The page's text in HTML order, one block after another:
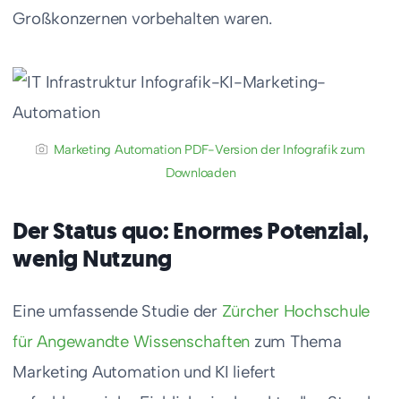
Großkonzernen vorbehalten waren.
Marketing Automation PDF-Version der Infografik zum
Downloaden
Der Status quo: Enormes Potenzial,
wenig Nutzung
Eine umfassende Studie der Zürcher Hochschule
für Angewandte Wissenschaften zum Thema
Marketing Automation und KI liefert